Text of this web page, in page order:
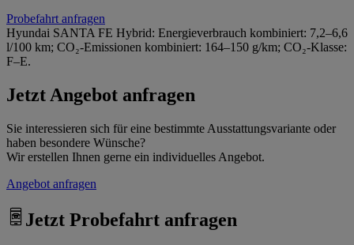
Probefahrt anfragen
Hyundai SANTA FE Hybrid: Energieverbrauch kombiniert: 7,2–6,6
l/100 km; CO₂-Emissionen kombiniert: 164–150 g/km; CO₂-Klasse:
F–E.
Jetzt Angebot anfragen
Sie interessieren sich für eine bestimmte Ausstattungsvariante oder
haben besondere Wünsche?
Wir erstellen Ihnen gerne ein individuelles Angebot.
Angebot anfragen
Jetzt Probefahrt anfragen